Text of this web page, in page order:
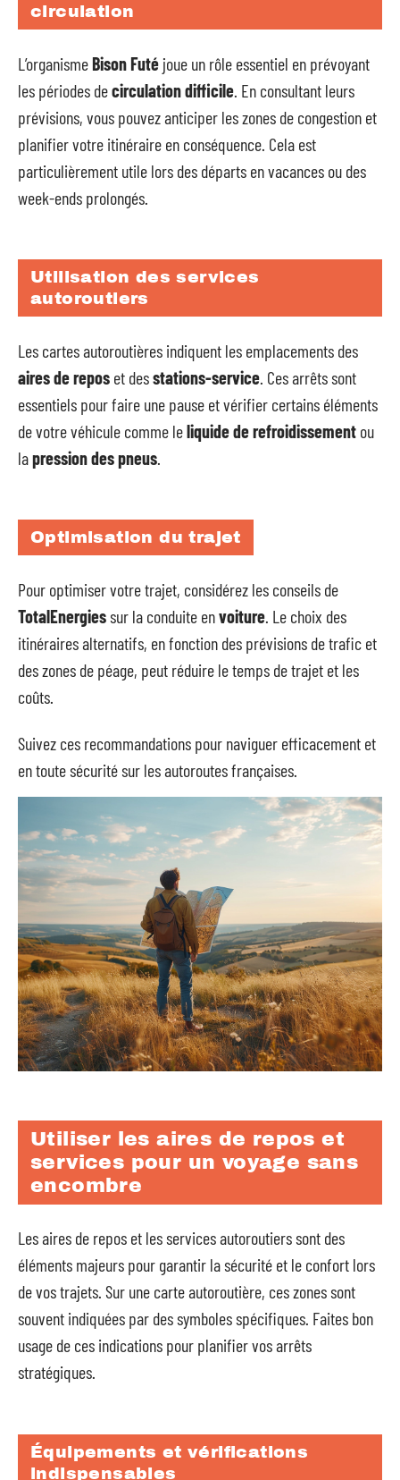
circulation
L’organismeBison Futé joue un rôle essentiel en prévoyant
les périodes decirculation difficile . En consultant leurs
prévisions, vous pouvez anticiper les zones de congestion et
planifier votre itinéraire en conséquence. Cela est
particulièrement utile lors des départs en vacances ou des
week-ends prolongés.
Utilisation des services
autoroutiers
Les cartes autoroutières indiquent les emplacements des
aires de repos et desstations-service . Ces arrêts sont
essentiels pour faire une pause et vérifier certains éléments
de votre véhicule comme leliquide de refroidissement ou
lapression des pneus
Optimisation du trajet
Pour optimiser votre trajet, considérez les conseils de
TotalEnergiessur la conduite envoiture . Le choix des
itinéraires alternatifs, en fonction des prévisions de trafic et
des zones de péage, peut réduire le temps de trajet et les
coûts.
Suivez ces recommandations pour naviguer efficacement et
en toute sécurité sur les autoroutes françaises.
Utiliser les aires de repos et
services pour un voyage sans
encombre
Les aires de repos et les services autoroutiers sont des
éléments majeurs pour garantir la sécurité et le confort lors
de vos trajets. Sur une carte autoroutière, ces zones sont
souvent indiquées par des symboles spécifiques. Faites bon
usage de ces indications pour planifier vos arrêts
stratégiques.
Équipements et vérifications
indispensables